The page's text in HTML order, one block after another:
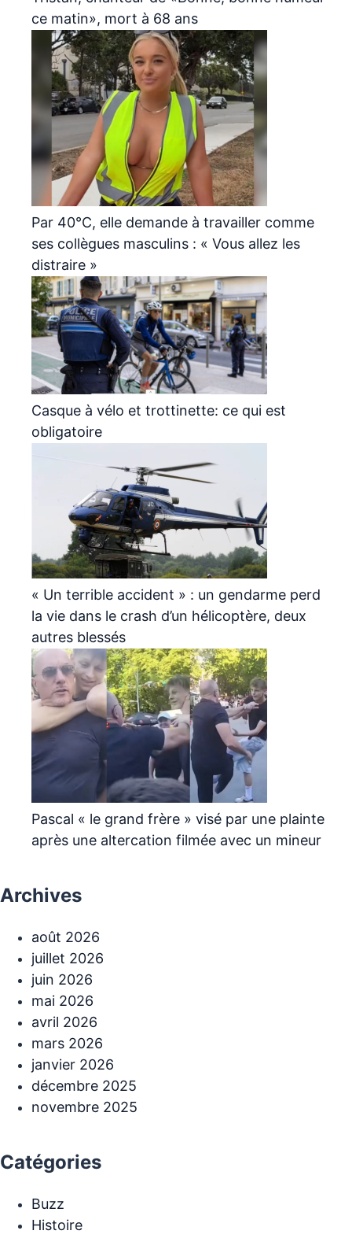
ce matin», mort à 68 ans
Par 40°C, elle demande à travailler comme
ses collègues masculins : « Vous allez les
distraire »
Casque à vélo et trottinette: ce qui est
obligatoire
« Un terrible accident » : un gendarme perd
la vie dans le crash d’un hélicoptère, deux
autres blessés
Pascal « le grand frère » visé par une plainte
après une altercation filmée avec un mineur
Archives
août 2026
juillet 2026
juin 2026
mai 2026
avril 2026
mars 2026
janvier 2026
décembre 2025
novembre 2025
Catégories
Buzz
Histoire